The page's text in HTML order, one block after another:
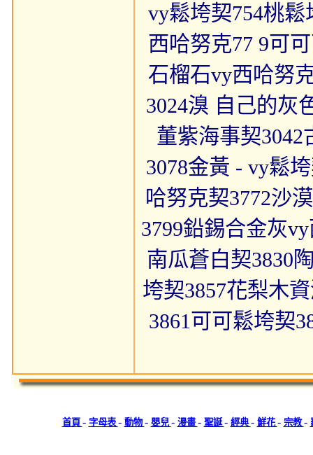
vy鬆垮契754桃
西哈努克77 9可
石榴石vy西哈努
3024溴 自己的灰
董紫海事契
3078金黃 - vy鬆
哈努克契3772沙
3799鉛錫合金灰
南瓜蒼白契3830
垮契3857花梨木
3861可可鬆垮契
首頁 - 字母表 - 動物- 嬰兒- 漫畫- 聖誕- 經典- 鮮花- 宗教-